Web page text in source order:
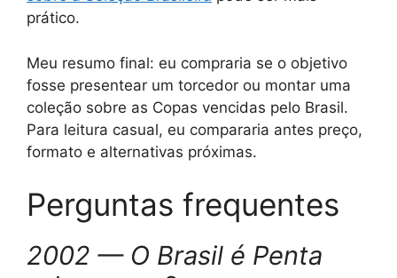
prático.
Meu resumo final: eu compraria se o objetivo
fosse presentear um torcedor ou montar uma
coleção sobre as Copas vencidas pelo Brasil.
Para leitura casual, eu compararia antes preço,
formato e alternativas próximas.
Perguntas frequentes
2002 — O Brasil é Penta